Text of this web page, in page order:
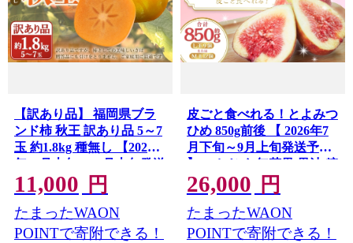
【訳あり品】 福岡県ブラ
ンド柿 秋王 訳あり品 5～7
玉 約1.8kg 種無し 【2026
年11月上旬～12月上旬発送
予定】 柿 かき カキ 秋王
たね無し ブランド柿 甘柿
池尻農園
11,000 円
たまったWAON
POINTで寄附できる！
皮ごと食べれる！とよみつ
ひめ 850g前後 【 2026年7
月下旬～9月上旬発送予定
】 いちじく 無花果 果汁 糖
度 ビタミン ペクチン 消化
酵素 ビタミン類 国産 福岡
県産 くだもの 果物 フルー
ツ カルシウム 鉄分 灰分 ミ
26,000 円
たまったWAON
POINTで寄附できる！